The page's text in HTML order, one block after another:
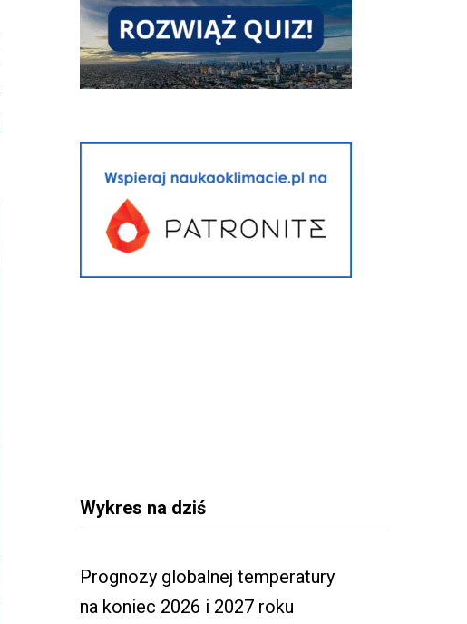
Wykres na dziś
Prognozy globalnej temperatury
na koniec 2026 i 2027 roku